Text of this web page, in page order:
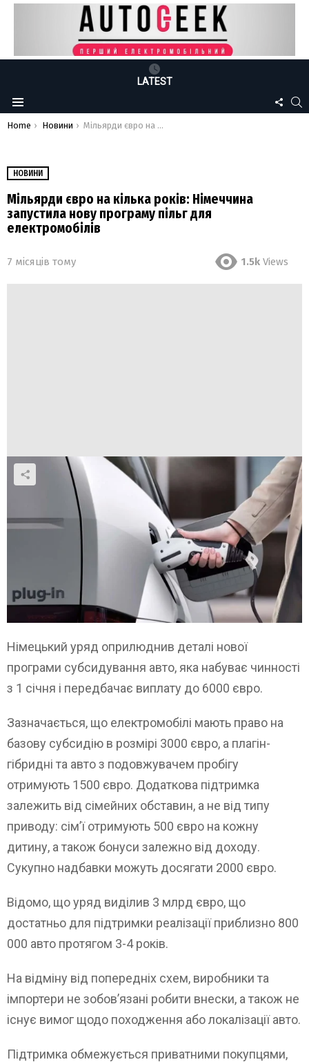
LATEST
Menu
US
You are here:
Home Новини Мільярди євро на кілька років: Німеччина запустила нову програму пільг для електромобілів
НОВИНИ
Мільярди євро на кілька років: Німеччина
запустила нову програму пільг для
електромобілів
7 місяців тому 1.5k Views
Німецький уряд оприлюднив деталі нової
програми субсидування авто, яка набуває чинності
з 1 січня і передбачає виплату до 6000 євро.
Зазначається, що електромобілі мають право на
базову субсидію в розмірі 3000 євро, а плагін-
гібридні та авто з подовжувачем пробігу
отримують 1500 євро. Додаткова підтримка
залежить від сімейних обставин, а не від типу
приводу: сім’ї отримують 500 євро на кожну
дитину, а також бонуси залежно від доходу.
Сукупно надбавки можуть досягати 2000 євро.
Відомо, що уряд виділив 3 млрд євро, що
достатньо для підтримки реалізації приблизно 800
000 авто протягом 3-4 років.
На відміну від попередніх схем, виробники та
імпортери не зобов’язані робити внески, а також не
існує вимог щодо походження або локалізації авто.
Підтримка обмежується приватними покупцями,